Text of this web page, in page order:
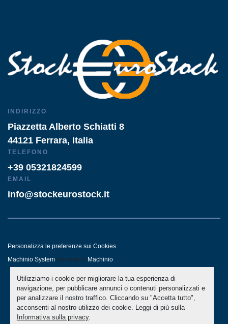
Utilizziamo i cookie per migliorare la tua esperienza di
navigazione, per pubblicare annunci o contenuti personalizzati e
per analizzare il nostro traffico. Cliccando su "Accetta tutto",
acconsenti al nostro utilizzo dei cookie. Leggi di più sulla
Informativa sulla privacy.
INDIRIZZO
Piazzetta Alberto Schiatti 8
44121 Ferrara, Italia
TELEFONO
+39 05321824599
EMAIL
info@stockeurostock.it
Personalizza le preferenze sui Cookies
Machinio System sito web di Machinio
- LINKEDIN - WHATSAPP